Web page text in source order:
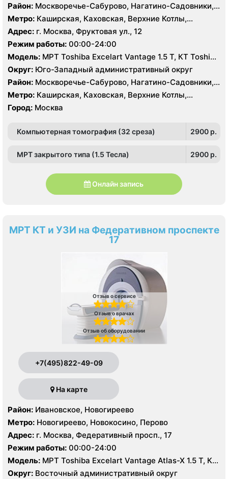
Район: Москворечье-Сабурово, Нагатино-Садовники,
Нагатинский Затон, Нагорный , Царицыно, Северное
Чертаново, Центральное Чертаново, Южное Чертаново
, Зюзино, Черёмушки
Метро: Каширская, Каховская, Верхние Котлы,
Варшавская, Академическая, Крымская, Нагатинская,
Нагорная, Нахимовский проспект, Профсоюзная,
Севастопольская, Чертановская
Адрес: г. Москва, Фруктовая ул., 12
Режим работы: 00:00-24:00
Модель: МРТ Toshiba Excelart Vantage 1.5 Т, КТ Toshiba
Aquilion 32 среза, УЗИ Toshiba Aplio 500, Medison
Sonoace X8
Округ: Юго-Западный административный округ
Район: Москворечье-Сабурово, Нагатино-Садовники,
Нагатинский Затон, Нагорный , Царицыно, Северное
Чертаново, Центральное Чертаново, Южное Чертаново
, Зюзино, Черёмушки
Метро: Каширская, Каховская, Верхние Котлы,
Варшавская, Академическая, Крымская, Нагатинская,
Нагорная, Нахимовский проспект, Профсоюзная,
Город: Москва
Компьютерная томография (32 среза) 2900 p.
МРТ закрытого типа (1.5 Тесла) 2900 p.
Онлайн запись
МРТ КТ и УЗИ на Федеративном проспекте
17
Отзыв о сервисе
Отзыв о врачах
Отзыв об оборудовании
+7(495)822-49-09
На карте
Район: Ивановское, Новогиреево
Метро: Новогиреево, Новокосино, Перово
Адрес: г. Москва, Федеративный просп., 17
Режим работы: 00:00-24:00
Модель: МРТ Toshiba Excelart Vantage Atlas-X 1.5 T, КТ
Toshiba Aquilion 64 среза, УЗИ
Округ: Восточный административный округ